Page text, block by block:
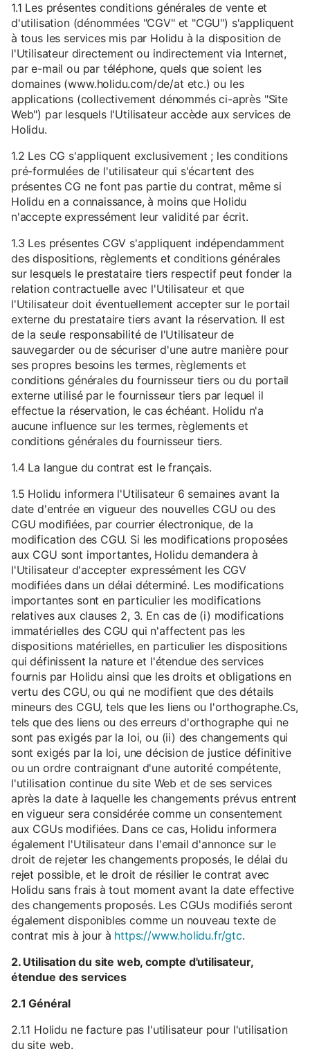
1.1 Les présentes conditions générales de vente et
d'utilisation (dénommées "CGV" et "CGU") s'appliquent
à tous les services mis par Holidu à la disposition de
l'Utilisateur directement ou indirectement via Internet,
par e-mail ou par téléphone, quels que soient les
domaines (www.holidu.com/de/at etc.) ou les
applications (collectivement dénommés ci-après "Site
Web") par lesquels l'Utilisateur accède aux services de
Holidu.
1.2 Les CG s'appliquent exclusivement ; les conditions
pré-formulées de l'utilisateur qui s'écartent des
présentes CG ne font pas partie du contrat, même si
Holidu en a connaissance, à moins que Holidu
n'accepte expressément leur validité par écrit.
1.3 Les présentes CGV s'appliquent indépendamment
des dispositions, règlements et conditions générales
sur lesquels le prestataire tiers respectif peut fonder la
relation contractuelle avec l'Utilisateur et que
l'Utilisateur doit éventuellement accepter sur le portail
externe du prestataire tiers avant la réservation. Il est
de la seule responsabilité de l'Utilisateur de
sauvegarder ou de sécuriser d'une autre manière pour
ses propres besoins les termes, règlements et
conditions générales du fournisseur tiers ou du portail
externe utilisé par le fournisseur tiers par lequel il
effectue la réservation, le cas échéant. Holidu n'a
aucune influence sur les termes, règlements et
conditions générales du fournisseur tiers.
1.4 La langue du contrat est le français.
1.5 Holidu informera l'Utilisateur 6 semaines avant la
date d'entrée en vigueur des nouvelles CGU ou des
CGU modifiées, par courrier électronique, de la
modification des CGU. Si les modifications proposées
aux CGU sont importantes, Holidu demandera à
l'Utilisateur d'accepter expressément les CGV
modifiées dans un délai déterminé. Les modifications
importantes sont en particulier les modifications
relatives aux clauses 2, 3. En cas de (i) modifications
immatérielles des CGU qui n'affectent pas les
dispositions matérielles, en particulier les dispositions
qui définissent la nature et l'étendue des services
fournis par Holidu ainsi que les droits et obligations en
vertu des CGU, ou qui ne modifient que des détails
mineurs des CGU, tels que les liens ou l'orthographe.Cs,
tels que des liens ou des erreurs d'orthographe qui ne
sont pas exigés par la loi, ou (ii) des changements qui
sont exigés par la loi, une décision de justice définitive
ou un ordre contraignant d'une autorité compétente,
l'utilisation continue du site Web et de ses services
après la date à laquelle les changements prévus entrent
en vigueur sera considérée comme un consentement
aux CGUs modifiées. Dans ce cas, Holidu informera
également l'Utilisateur dans l'email d'annonce sur le
droit de rejeter les changements proposés, le délai du
rejet possible, et le droit de résilier le contrat avec
Holidu sans frais à tout moment avant la date effective
des changements proposés. Les CGUs modifiés seront
également disponibles comme un nouveau texte de
contrat mis à jour à https://www.holidu.fr/gtc.
2. Utilisation du site web, compte d'utilisateur,
étendue des services
2.1 Général
2.1.1 Holidu ne facture pas l'utilisateur pour l'utilisation
du site web.